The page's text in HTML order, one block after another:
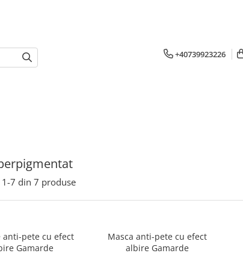
+40739923226
1-7 din 7 produse
anti-pete cu efect
Gamarde
Masca anti-pete cu efect
albire Gamarde